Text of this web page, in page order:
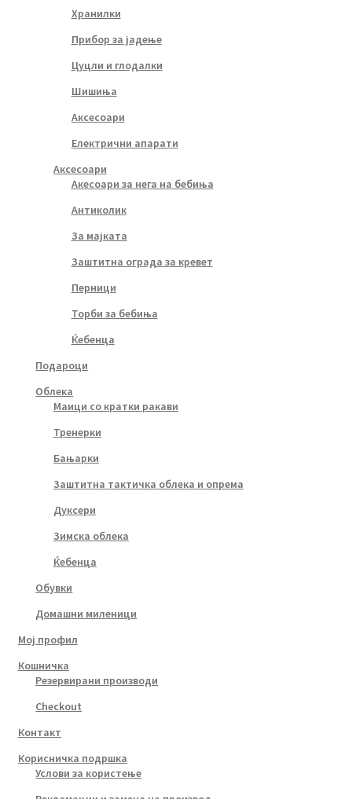
Хранилки
Прибор за јадење
Цуцли и глодалки
Шишиња
Аксесоари
Електрични апарати
Аксесоари
Акесоари за нега на бебиња
Антиколик
За мајката
Заштитна ограда за кревет
Перници
Торби за бебиња
Ќебенца
Подароци
Облека
Маици со кратки ракави
Тренерки
Бањарки
Заштитна тактичка облека и опрема
Дуксери
Зимска облека
Ќебенца
Обувки
Домашни миленици
Мој профил
Кошничка
Резервирани производи
Checkout
Контакт
Корисничка подршка
Услови за користење